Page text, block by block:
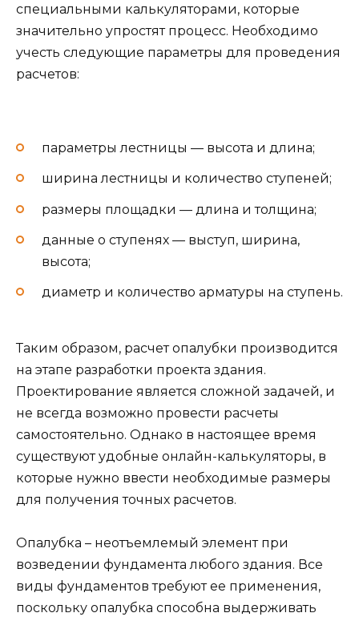
специальными калькуляторами, которые
значительно упростят процесс. Необходимо
учесть следующие параметры для проведения
расчетов:
параметры лестницы — высота и длина;
ширина лестницы и количество ступеней;
размеры площадки — длина и толщина;
данные о ступенях — выступ, ширина,
высота;
диаметр и количество арматуры на ступень.
Таким образом, расчет опалубки производится
на этапе разработки проекта здания.
Проектирование является сложной задачей, и
не всегда возможно провести расчеты
самостоятельно. Однако в настоящее время
существуют удобные онлайн-калькуляторы, в
которые нужно ввести необходимые размеры
для получения точных расчетов.
Опалубка – неотъемлемый элемент при
возведении фундамента любого здания. Все
виды фундаментов требуют ее применения,
поскольку опалубка способна выдерживать